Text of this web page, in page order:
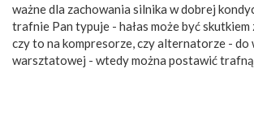
ważne dla zachowania silnika w dobrej
trafnie Pan typuje - hałas może być skutkiem
czy to na kompresorze, czy alternatorze - do
warsztatowej - wtedy można postawić